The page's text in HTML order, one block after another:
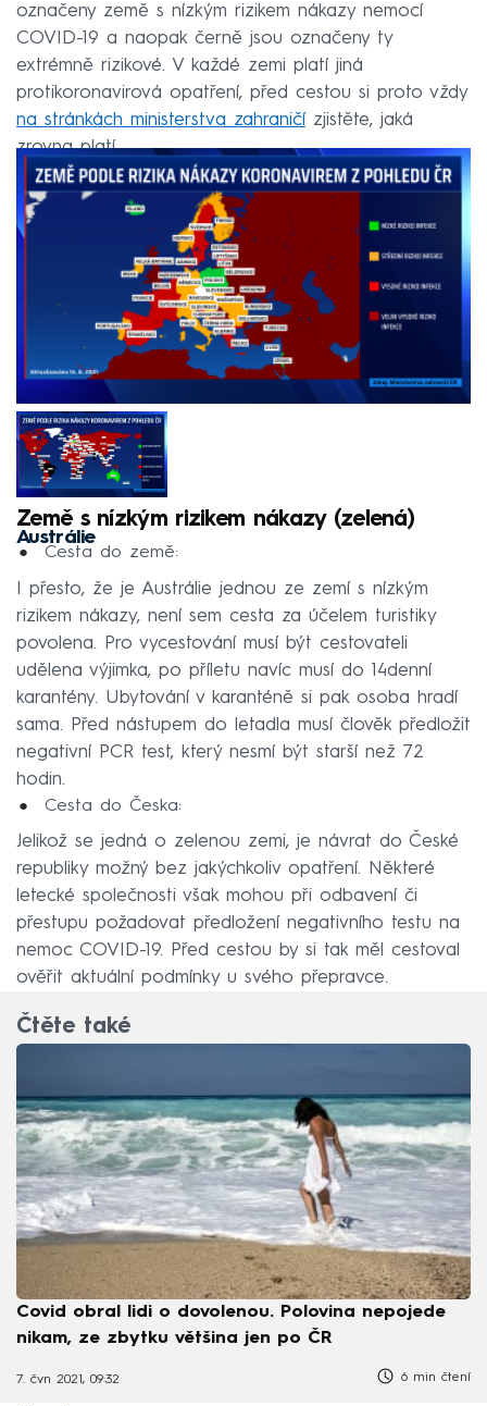
označeny země s nízkým rizikem nákazy nemocí
COVID-19 a naopak černě jsou označeny ty
extrémně rizikové. V každé zemi platí jiná
protikoronavirová opatření, před cestou si proto vždy
na stránkách ministerstva zahraničí zjistěte, jaká
zrovna platí.
Země s nízkým rizikem nákazy (zelená)
Austrálie
Cesta do země:
I přesto, že je Austrálie jednou ze zemí s nízkým
rizikem nákazy, není sem cesta za účelem turistiky
povolena. Pro vycestování musí být cestovateli
udělena výjimka, po příletu navíc musí do 14denní
karantény. Ubytování v karanténě si pak osoba hradí
sama. Před nástupem do letadla musí člověk předložit
negativní PCR test, který nesmí být starší než 72
hodin.
Cesta do Česka:
Jelikož se jedná o zelenou zemi, je návrat do České
republiky možný bez jakýchkoliv opatření. Některé
letecké společnosti však mohou při odbavení či
přestupu požadovat předložení negativního testu na
nemoc COVID-19. Před cestou by si tak měl cestoval
ověřit aktuální podmínky u svého přepravce.
Čtěte také
Covid obral lidi o dovolenou. Polovina nepojede
nikam, ze zbytku většina jen po ČR
7. čvn 2021, 09:32 6 min čtení